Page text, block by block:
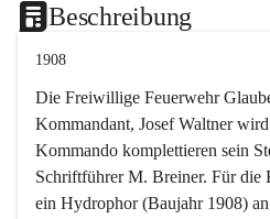
Beschreibung
1908
Die Freiwillige Feuerwehr
Kommandant, Josef Waltner
Kommando komplettieren sein
Schriftführer M. Breiner. Für die
ein Hydrophor (Baujahr 1908)